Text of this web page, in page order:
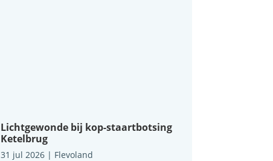
Lichtgewonde bij kop-staartbotsing
Ketelbrug
31 jul 2026| Flevoland